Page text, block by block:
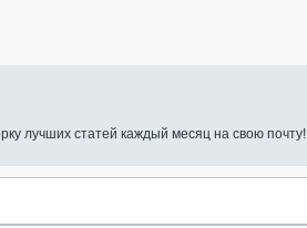
лучших статей каждый месяц на свою почту!